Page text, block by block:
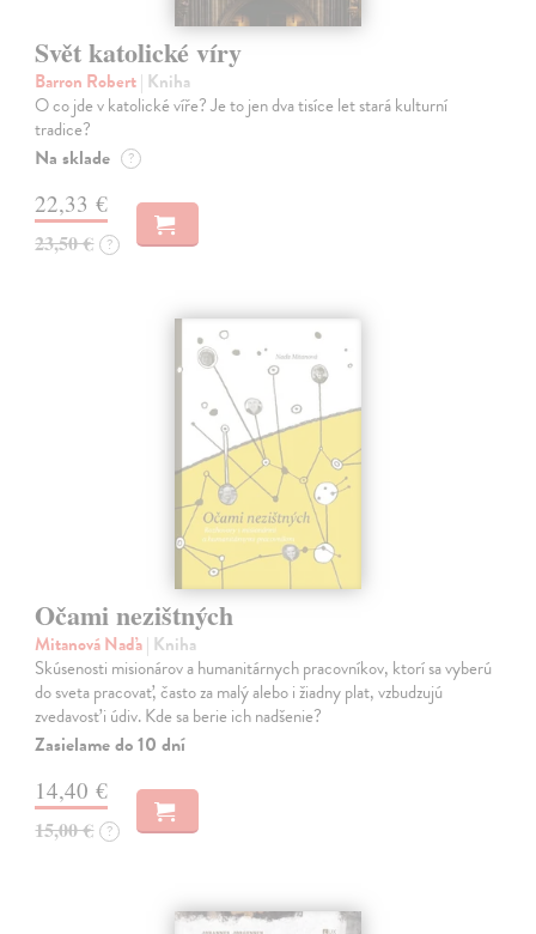
Svět katolické víry
Barron Robert| Kniha
O co jde v katolické víře? Je to jen dva tisíce let stará kulturní
tradice?
Na sklade ?
22,33 €
23,50 € ?
Očami nezištných
Mitanová Naďa| Kniha
Skúsenosti misionárov a humanitárnych pracovníkov, ktorí sa vyberú
do sveta pracovať, často za malý alebo i žiadny plat, vzbudzujú
zvedavosť i údiv. Kde sa berie ich nadšenie?
Zasielame do 10 dní
14,40 €
15,00 € ?